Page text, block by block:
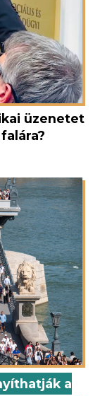
üzenetet
a